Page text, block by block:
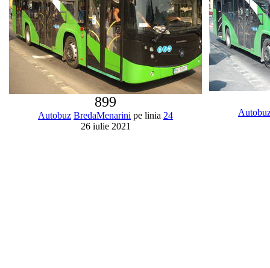
899
Autobuz BredaMenarini pe linia 24
26 iulie 2021